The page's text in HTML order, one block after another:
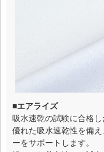
■エアライズ
吸水速乾の試験に合格し
優れた吸水速乾性を備
ーをサポートします。